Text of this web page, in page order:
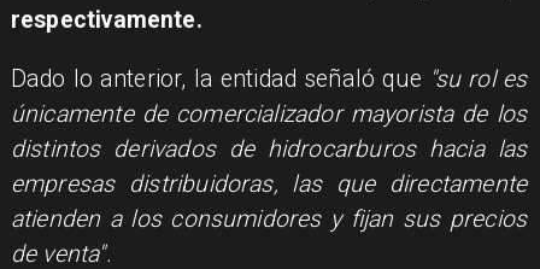
respectivamente.
Dado lo anterior, la entidad señaló que "su rol es
únicamente de comercializador mayorista de los
distintos derivados de hidrocarburos hacia las
empresas distribuidoras, las que directamente
atienden a los consumidores y fijan sus precios
de venta".